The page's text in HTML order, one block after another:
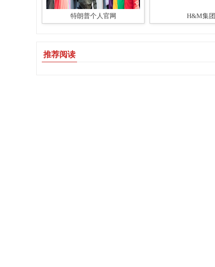
特朗普个人官网 H&M集团
推荐阅读